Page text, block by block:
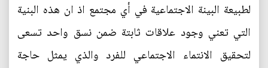
لطبيعة البينة الاجتماعية في أي مجتمع اذ ان هذه البنية
التي تعني وجود علاقات ثابتة ضمن نسق واحد تسعى
لتحقيق الانتماء الاجتماعي للفرد والذي يمثل حاجة